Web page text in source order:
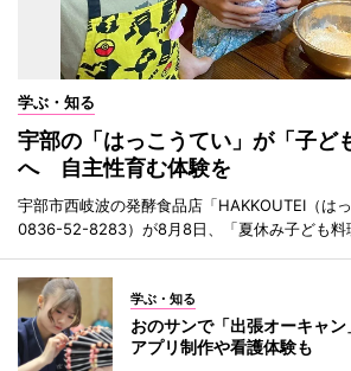
学ぶ・知る
宇部の「はっこうてい」が「子ど
へ 自主性育む体験を
宇部市西岐波の発酵食品店「HAKKOUTEI（は
0836-52-8283）が8月8日、「夏休み子ども料
学ぶ・知る
おのサンで「出張オーキャ
アプリ制作や看護体験も